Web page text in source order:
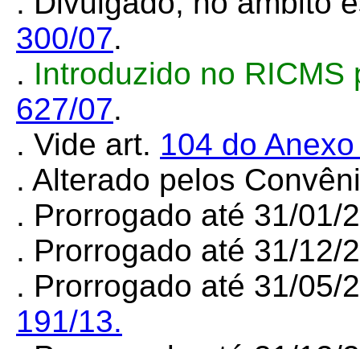
300/07.
. Introduzido no
627/07.
. Vide art. 104 do
. Alterado pelos
. Prorrogado até 31/
. Prorrogado até 31/12/
. Prorrogado até 31/05/
191/13.